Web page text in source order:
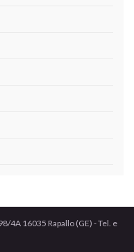
4A 16035 Rapallo (GE) - Tel. e